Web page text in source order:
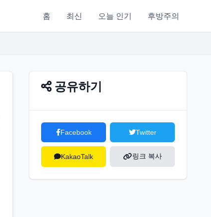
홈 최신 오늘 인기 후방주의
공유하기
Facebook Twitter
KakaoTalk 링크 복사